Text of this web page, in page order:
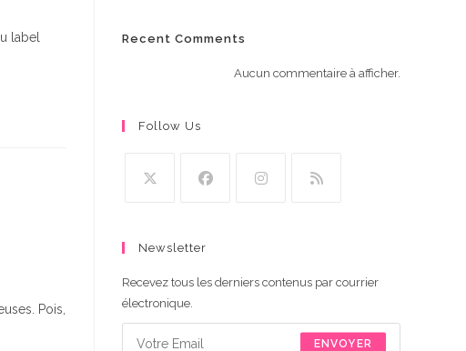
label
Pois,
Recent Comments
Aucun commentaire à afficher.
Follow Us
un
nouvel
onglet
nouvel
onglet
nouvel
nouvel
Newsletter
Recevez tous les derniers contenus par courrier
électronique.
ENVOYER